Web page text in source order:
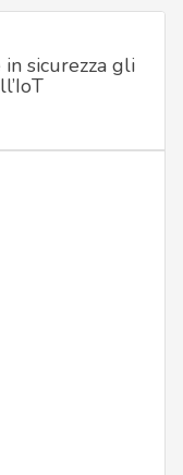
sicurezza gli